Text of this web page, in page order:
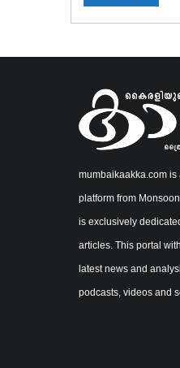
mumbaikaakka.com
platform from
is exclusively
articles. This portal
latest news and
podcasts, videos and